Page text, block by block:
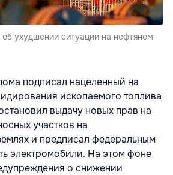
ухудшении ситуации на нефтяном
подписал нацеленный на
ископаемого топлива
выдачу новых прав на
участков на
и предписал федеральным
электромобили. На этом фоне
о снижении